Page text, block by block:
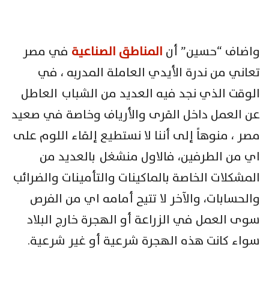
واضاف “حسين” أن المناطق الصناعية في مصر
تعاني من ندرة الأيدي العاملة المدربه ، في
الوقت الذي نجد فيه العديد من الشباب العاطل
عن العمل داخل القرى والأرياف وخاصة في صعيد
مصر ، منوهاً إلى أننا لا نستطيع إلقاء اللوم على
اي من الطرفين، فالاول منشغل بالعديد من
المشكلات الخاصة بالماكينات والتأمينات والضرائب
والحسابات، والآخر لا تتيح أمامه اي من الفرص
سوى العمل في الزراعة أو الهجرة خارج البلاد
سواء كانت هذه الهجرة شرعية أو غير شرعية.